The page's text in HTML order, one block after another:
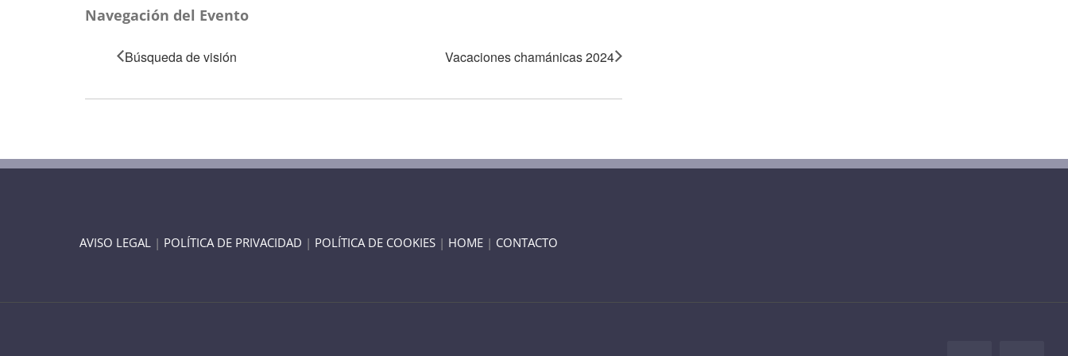
Navegación del Evento
Búsqueda de visión Vacaciones chamánicas 2024
AVISO LEGAL | POLÍTICA DE PRIVACIDAD | POLÍTICA DE COOKIES | HOME | CONTACTO